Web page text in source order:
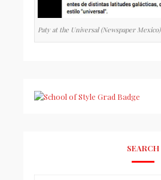
Paty at the Universal (Newspaper Mexico)
SEARCH